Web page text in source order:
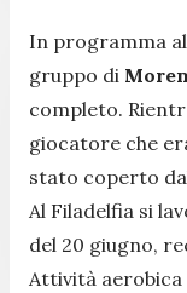
In programma
gruppo di
completo.
giocatore che
stato coperto
Al Filadelfia si
del 20 giugno,
Attività